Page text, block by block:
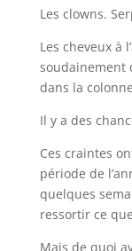
Les clowns.
Les cheveux à
soudainement
dans la
Il y a des
Ces craintes
période de
quelques
ressortir ce
Mais de quoi